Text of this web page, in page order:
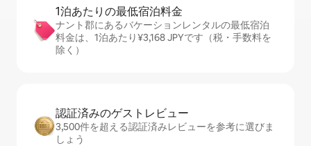
1泊あたりの最⁠低⁠宿⁠泊⁠料⁠金
ナント郡にあるバケーションレンタルの最低宿泊
料金は、1泊あたり¥3,168 JPYです（税・手数料を
除く）
認証済みのゲ⁠ス⁠ト⁠レ⁠ビ⁠ュ⁠ー
3,500件を超える認証済みレビューを参考に選びま
しょう